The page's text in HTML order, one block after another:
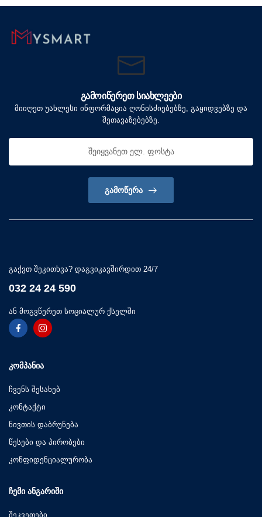
ᲒᲐᲛᲝᲘᲬᲔᲠᲔᲗ ᲡᲘᲐᲮᲚᲔᲔᲑᲘ
მიიღეთ უახლესი ინფორმაცია ღონისძიებებზე, გაყიდვებზე და
შეთავაზებებზე.
ᲒᲐᲛᲝᲬᲔᲠᲐ
გაქვთ შეკითხვა? დაგვიკავშირდით 24/7
032 24 24 590
ან მოგვწერეთ სოციალურ ქსელში
ᲙᲝᲛᲞᲐᲜᲘᲐ
ჩვენს შესახებ
კონტაქტი
ნივთის დაბრუნება
წესები და პირობები
კონფიდენციალურობა
ᲩᲔᲛᲘ ᲐᲜᲒᲐᲠᲘᲨᲘ
შეკვეთები